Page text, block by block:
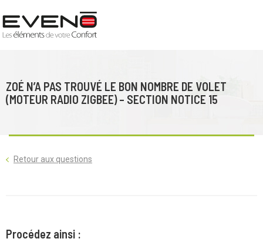
ZOÉ N’A PAS TROUVÉ LE BON NOMBRE DE VOLET
(MOTEUR RADIO ZIGBEE) – SECTION NOTICE 15
Retour aux questions
Procédez ainsi :